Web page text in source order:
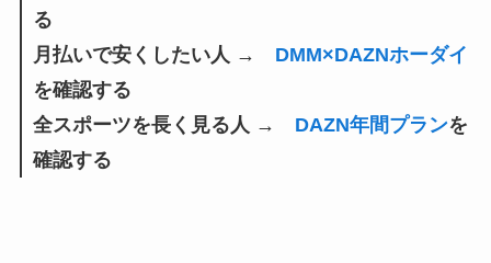
る
月払いで安くしたい人 → DMM×DAZNホーダイ
を確認する
全スポーツを長く見る人 → DAZN年間プランを
確認する